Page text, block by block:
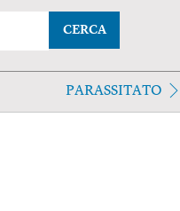
CERCA
PARASSITATO